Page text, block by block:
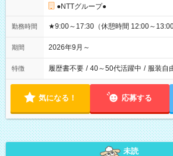
●NTTグループ●
勤務時間 ★9:00～17:30（休憩時間 12:00～13:00
期間 2026年9月～
特徴 履歴書不要 / 40～50代活躍中 / 服装自
気になる！ 応募する
未読